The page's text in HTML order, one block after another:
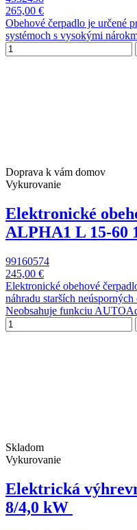
265,00 €
Obehové čerpadlo je určené
systémoch s vysokými
Doprava k vám domov
Vykurovanie
Elektronické
ALPHA1 L 15-60
99160574
245,00 €
Elektronické obehové
náhradu starších
Neobsahuje funkciu
Skladom
Vykurovanie
Elektrická
8/4,0 kW